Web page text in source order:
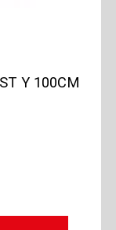
Y 100CM